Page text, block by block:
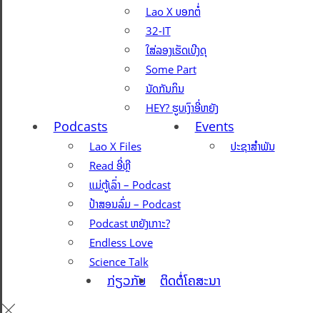
Lao X ບອກຕໍ່
32-IT
ໃສ່ລອງເຮັດເບີງດຸ
Some Part
ນັດກັນກິນ
HEY? ຮູບເງົາອີ່ຫຍັງ
Podcasts
Lao X Files
Read ອີ່ຫຼີ
ແມ່ຕູ້ເລົ່າ – Podcast
ປ້າສອນລົ່ມ – Podcast
Podcast ຫຍັງເກາະ?
Endless Love
Science Talk
Events
ປະຊາສຳພັນ
ກ່ຽວກັບ ຕິດຕໍ່ໂຄສະນາ